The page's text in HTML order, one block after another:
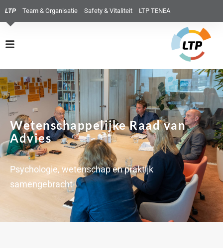
LTP Team & Organisatie Safety & Vitaliteit LTP TENEA
Wetenschappelijke Raad van
Advies
Psychologie, wetenschap en praktijk
samengebracht